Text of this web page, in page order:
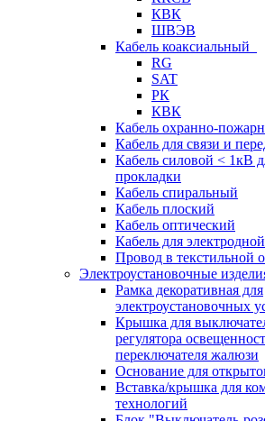
КВК
ШВЭВ
Кабель коаксиальный
RG
SAT
РК
КВК
Кабель охранно-
Кабель для связи и
Кабель силовой < 1кВ
прокладки
Кабель спиральный
Кабель плоский
Кабель оптический
Кабель для
Провод в текстильной
Электроустановочные
Рамка декоративная для
электроустановочных
Крышка для
регулятора
переключателя жалюзи
Основание для
Вставка/крышка для
технологий